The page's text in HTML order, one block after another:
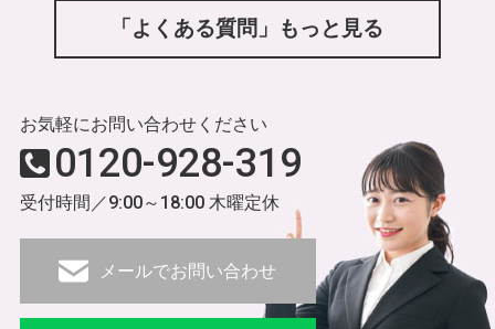
「よくある質問」もっと見る
お気軽にお問い合わせください
0120-928-319
受付時間／9:00～18:00 木曜定休
メールでお問い合わせ